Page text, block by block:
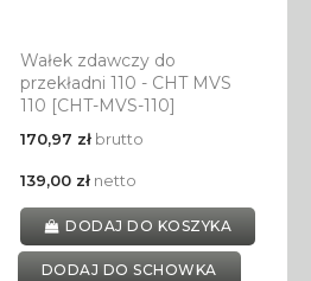
Wałek zdawczy do
przekładni 110 - CHT MVS
110 [CHT-MVS-110]
170,97 złbrutto
139,00 złnetto
DODAJ DO KOSZYKA
DODAJ DO SCHOWKA